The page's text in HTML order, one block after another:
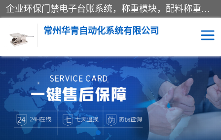
企业环保门禁电子台账系统，称重模块，配料称重系统,称重模块厂家,地磅称重系统,检重秤厂家 常州华青自动化主营：称重模块、无人值守称重系统、配料称重系统、地磅称重系统、检重秤、托利多称重模块等产品。各种称重软件，移动源环保门禁电子台账系统软件。 常州华青自动化系统有限公司7*24的电话支持服务、项目现场开发服务、新功能定制研发服务，产品培训、远程维护，现场安装调试工程等。
常州华青自动化系统有限公司
称重模块 称重仪表
手工配料系统 屠宰管理软件
自动化配料系统 称重贴标机